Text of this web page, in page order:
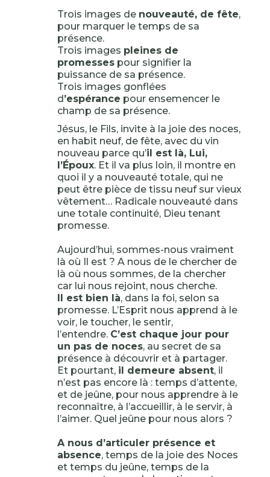
Trois images de nouveauté, de fête,
pour marquer le temps de sa
présence.
Trois images pleines de
promessespour signifier la
puissance de sa présence.
Trois images gonflées
d’espérance pour ensemencer le
champ de sa présence.
Jésus, le Fils, invite à la joie des noces,
en habit neuf, de fête, avec du vin
nouveau parce qu’il est là, Lui,
l’Époux. Et il va plus loin, il montre en
quoi il y a nouveauté totale, qui ne
peut être pièce de tissu neuf sur vieux
vêtement… Radicale nouveauté dans
une totale continuité, Dieu tenant
promesse.
Aujourd’hui, sommes-nous vraiment
là où Il est ? A nous de le chercher de
là où nous sommes, de la chercher
car lui nous rejoint, nous cherche.
Il est bien là, dans la foi, selon sa
promesse. L’Esprit nous apprend à le
voir, le toucher, le sentir,
l’entendre. C’est chaque jour pour
un pas de noces, au secret de sa
présence à découvrir et à partager.
Et pourtant, il demeure absent, il
n’est pas encore là : temps d’attente,
et de jeûne, pour nous apprendre à le
reconnaître, à l’accueillir, à le servir, à
l’aimer. Quel jeûne pour nous alors ?
A nous d’articuler présence et
absence, temps de la joie des Noces
et temps du jeûne, temps de la